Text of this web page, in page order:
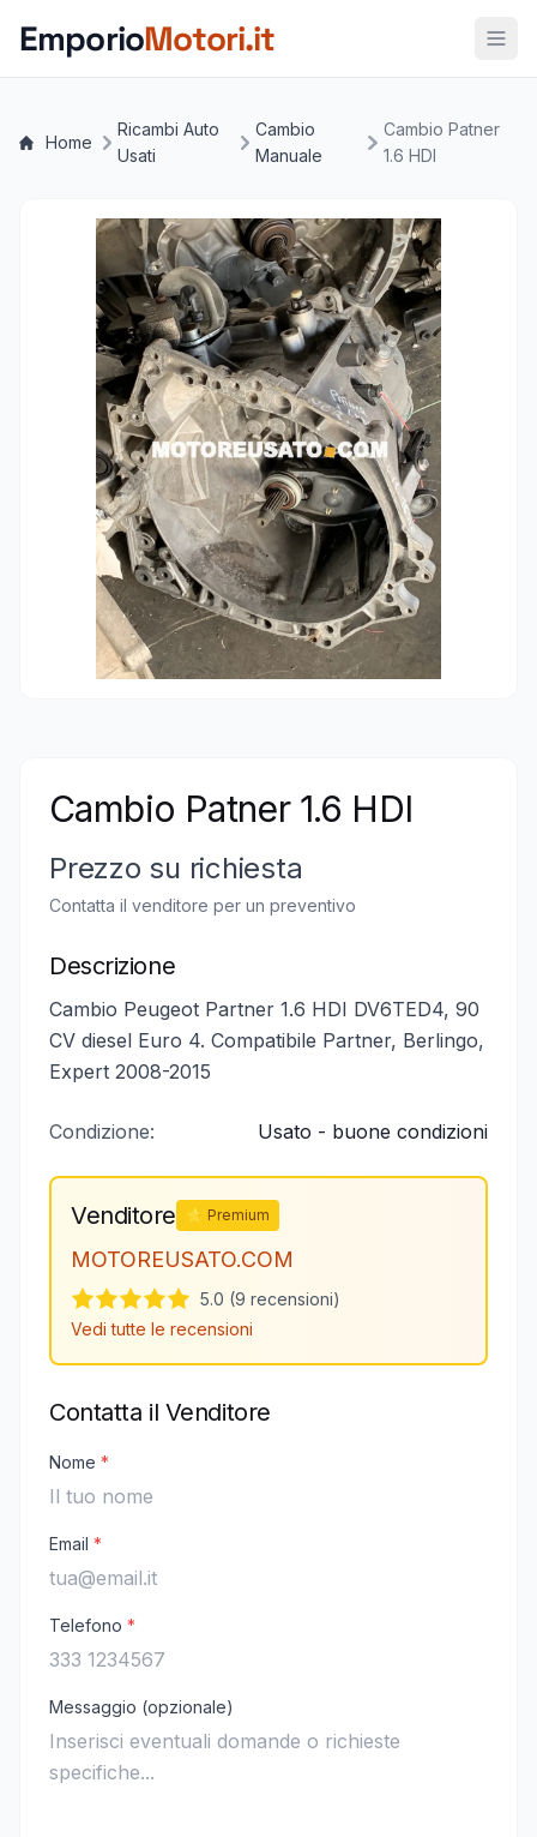
EmporioMotori.it
Home
Ricambi Auto
Usati
Cambio
Manuale
Cambio Patner
1.6 HDI
Cambio Patner 1.6 HDI
Prezzo su richiesta
Contatta il venditore per un preventivo
Descrizione
Cambio Peugeot Partner 1.6 HDI DV6TED4, 90
CV diesel Euro 4. Compatibile Partner, Berlingo,
Expert 2008-2015
Condizione: Usato - buone condizioni
Venditore ⭐ Premium
MOTOREUSATO.COM
5.0 (9 recensioni)
Vedi tutte le recensioni
Contatta il Venditore
Nome *
Email *
Telefono *
Messaggio (opzionale)